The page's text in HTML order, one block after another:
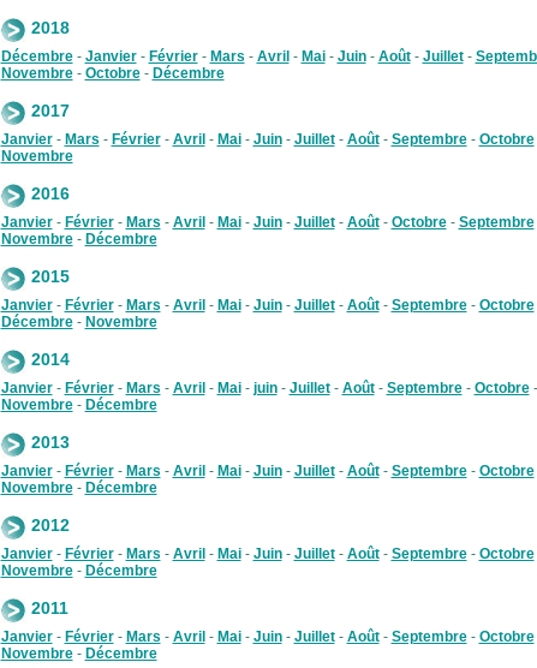
2018
Décembre- Janvier- Février- Mars - Avril - Mai- Juin- Août- Juillet-
Novembre- Octobre- Décembre
2017
Janvier- Mars - Février- Avril - Mai- Juin- Juillet- Août- Septembre- Octobre
Novembre
2016
Janvier- Février- Mars - Avril - Mai- Juin- Juillet- Août- Octobre- Septembre
Novembre- Décembre
2015
Janvier- Février- Mars - Avril - Mai- Juin- Juillet- Août- Septembre- Octobre
Décembre- Novembre
2014
Janvier- Février- Mars - Avril - Mai- juin- Juillet- Août- Septembre- Octobre-
Novembre- Décembre
2013
Janvier- Février- Mars - Avril - Mai- Juin- Juillet- Août- Septembre- Octobre
Novembre- Décembre
2012
Janvier- Février- Mars - Avril - Mai- Juin- Juillet- Août- Septembre- Octobre
Novembre- Décembre
2011
Janvier- Février- Mars - Avril - Mai- Juin- Juillet- Août- Septembre- Octobre
Novembre- Décembre